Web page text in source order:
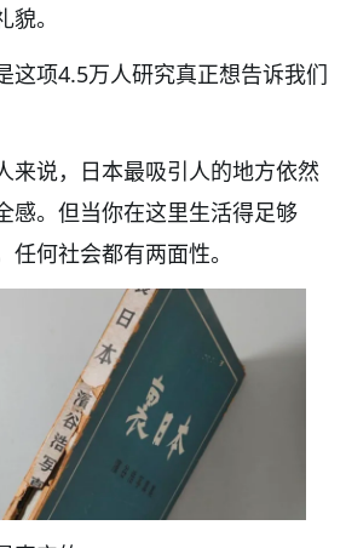
。
这项4.5万人研究真正想告诉我们
来说，日本最吸引人的地方依然
感。但当你在这里生活得足够
何社会都有两面性。